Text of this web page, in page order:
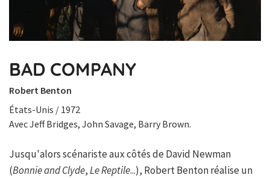
BAD COMPANY
Robert Benton
États-Unis / 1972
Avec Jeff Bridges, John Savage, Barry Brown.
Jusqu'alors scénariste aux côtés de David Newman
(Bonnie and Clyde,Le Reptile...), Robert Benton réalise un